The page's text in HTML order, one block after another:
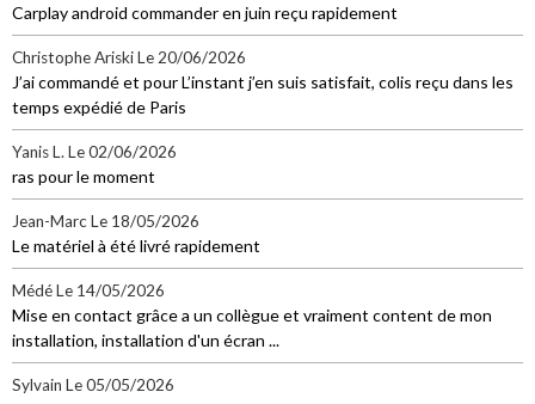
Carplay android commander en juin reçu rapidement
Christophe AriskiLe 20/06/2026
J’ai commandé et pour L’instant j’en suis satisfait, colis reçu dans les
temps expédié de Paris
Yanis L. Le 02/06/2026
ras pour le moment
Jean-Marc Le 18/05/2026
Le matériel à été livré rapidement
MédéLe 14/05/2026
Mise en contact grâce a un collègue et vraiment content de mon
installation, installation d'un écran ...
Sylvain Le 05/05/2026